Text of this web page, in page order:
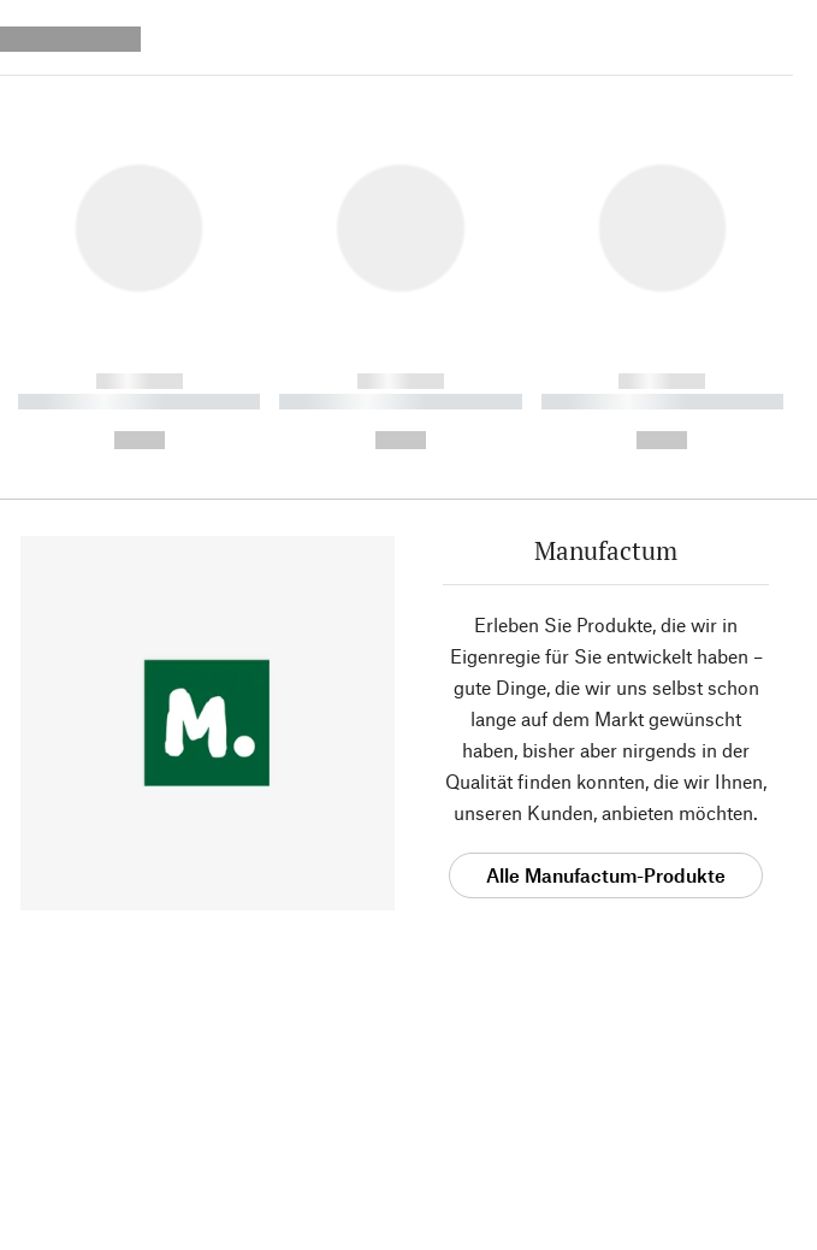
------------
----------- ----------- ----------
------------
----------- ----------- ----------
------------
----------- ----------- ----------
Manufactum
Erleben Sie Produkte, die wir in
Eigenregie für Sie entwickelt haben –
gute Dinge, die wir uns selbst schon
lange auf dem Markt gewünscht
haben, bisher aber nirgends in der
Qualität finden konnten, die wir Ihnen,
unseren Kunden, anbieten möchten.
Alle Manufactum-Produkte